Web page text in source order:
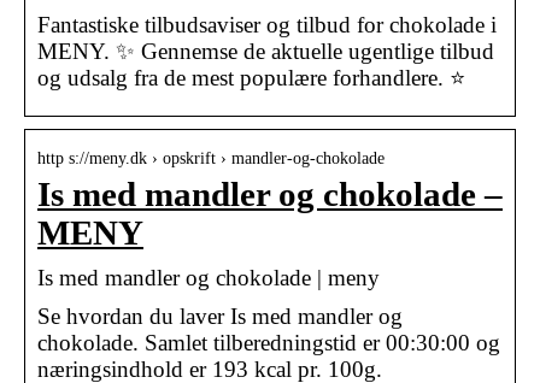
Fantastiske tilbudsaviser og tilbud for chokolade i
MENY. ✨ Gennemse de aktuelle ugentlige tilbud
og udsalg fra de mest populære forhandlere. ⭐
http s://meny.dk › opskrift › mandler-og-chokolade
Is med mandler og chokolade –
MENY
Is med mandler og chokolade | meny
Se hvordan du laver Is med mandler og
chokolade. Samlet tilberedningstid er 00:30:00 og
næringsindhold er 193 kcal pr. 100g.